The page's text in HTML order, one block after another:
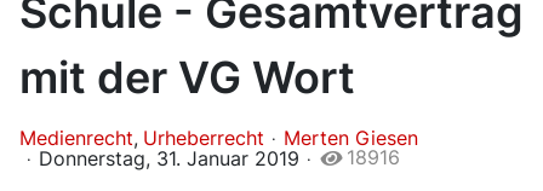
Schule - Gesamtvertrag
mit der VG Wort
Medienrecht Urheberrecht
Merten Giesen
Donnerstag, 31. Januar 2019
18916